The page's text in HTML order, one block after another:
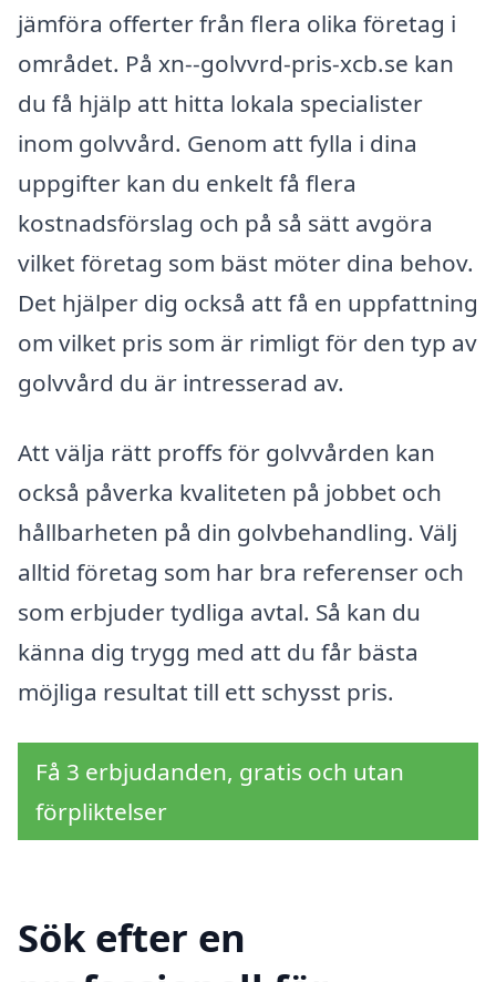
jämföra offerter från flera olika företag i
området. På xn--golvvrd-pris-xcb.se kan
du få hjälp att hitta lokala specialister
inom golvvård. Genom att fylla i dina
uppgifter kan du enkelt få flera
kostnadsförslag och på så sätt avgöra
vilket företag som bäst möter dina behov.
Det hjälper dig också att få en uppfattning
om vilket pris som är rimligt för den typ av
golvvård du är intresserad av.
Att välja rätt proffs för golvvården kan
också påverka kvaliteten på jobbet och
hållbarheten på din golvbehandling. Välj
alltid företag som har bra referenser och
som erbjuder tydliga avtal. Så kan du
känna dig trygg med att du får bästa
möjliga resultat till ett schysst pris.
Få 3 erbjudanden, gratis och utan
förpliktelser
Sök efter en